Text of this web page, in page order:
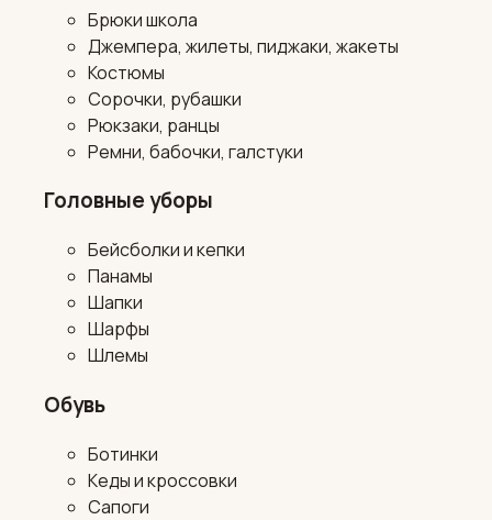
Брюки школа
Джемпера, жилеты, пиджаки, жакеты
Костюмы
Сорочки, рубашки
Рюкзаки, ранцы
Ремни, бабочки, галстуки
Головные уборы
Бейсболки и кепки
Панамы
Шапки
Шарфы
Шлемы
Обувь
Ботинки
Кеды и кроссовки
Сапоги